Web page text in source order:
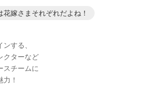
花嫁さまそれぞれだよね！
する、
クターなど
スチームに
！